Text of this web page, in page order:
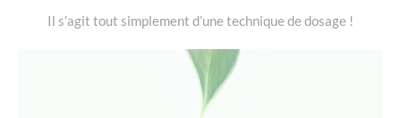
Il s’agit tout simplement d’une technique de dosage !